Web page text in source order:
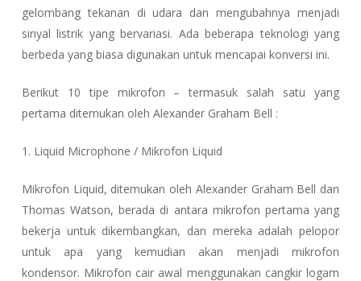
gelombang tekanan di udara dan mengubahnya menjadi
sinyal listrik yang bervariasi. Ada beberapa teknologi yang
berbeda yang biasa digunakan untuk mencapai konversi ini.
Berikut 10 tipe mikrofon – termasuk salah satu yang
pertama ditemukan oleh Alexander Graham Bell :
1. Liquid Microphone / Mikrofon Liquid
Mikrofon Liquid, ditemukan oleh Alexander Graham Bell dan
Thomas Watson, berada di antara mikrofon pertama yang
bekerja untuk dikembangkan, dan mereka adalah pelopor
untuk apa yang kemudian akan menjadi mikrofon
kondensor. Mikrofon cair awal menggunakan cangkir logam